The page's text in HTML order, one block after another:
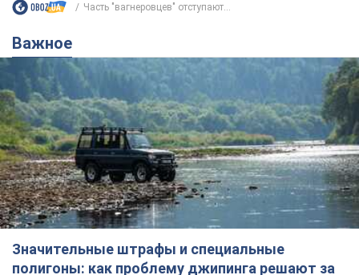
Значительные штрафы и специальные
полигоны: как проблему джипинга решают за
границей
Украине не помешает взять пример со стран Европы
8.08.2026 05:10 2,4 т.
В Прикарпатье после аномальной
жары прошел сильный ливень:
дороги превратились в реки. Видео